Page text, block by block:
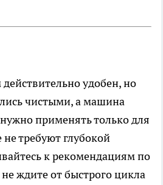
удобен, но
чистыми, а машина
применять только для
требуют глубокой
к рекомендациям по
ждите от быстрого цикла